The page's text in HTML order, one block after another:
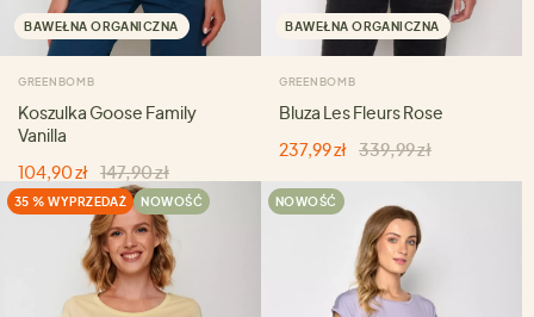
BAWEŁNA ORGANICZNA
GREENBOMB
Koszulka Goose Family
Vanilla
104,90 zł 147,90 zł
BAWEŁNA ORGANICZNA
GREENBOMB
Bluza Les Fleurs Rose
237,99 zł 339,99 zł
35 % WYPRZEDAŻ NOWOŚĆ NOWOŚĆ